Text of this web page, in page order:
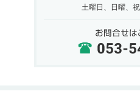
土曜日、日曜、